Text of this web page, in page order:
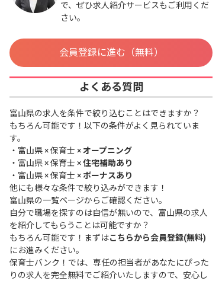
で、ぜひ求人紹介サービスもご利用くだ
さい。
会員登録に進む（無料）
よくある質問
富山県の求人を条件で絞り込むことはできますか？
もちろん可能です！以下の条件がよく見られていま
す。
・ 富山県 × 保育士 ×オープニング
・ 富山県 × 保育士 ×住宅補助あり
・ 富山県 × 保育士 ×ボーナスあり
他にも様々な条件で絞り込みができます！
富山県の一覧ページからご確認ください。
自分で職場を探すのは自信が無いので、富山県の求人
を紹介してもらうことは可能ですか？
もちろん可能です！まずはこちらから会員登録(無料)
にお進みください。
保育士バンク！では、専任の担当者があなたにぴった
りの求人を完全無料でご紹介いたしますので、安心し